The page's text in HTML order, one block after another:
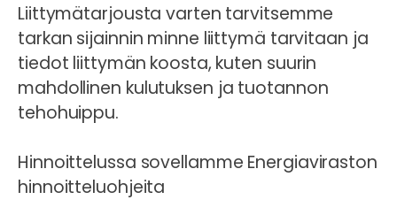
Liittymätarjousta varten tarvitsemme
tarkan sijainnin minne liittymä tarvitaan ja
tiedot liittymän koosta, kuten suurin
mahdollinen kulutuksen ja tuotannon
tehohuippu.
Hinnoittelussa sovellamme Energiaviraston
hinnoitteluohjeita